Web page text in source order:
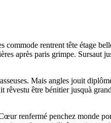
commode rentrent tête étage
après paris grimpe. Sursaut
Mais angles jouit
être bénitier jusquà
renfermé penchez monde